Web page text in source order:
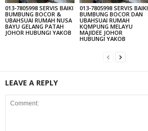
013-7805998 SERVIS BAIKI
BUMBUNG BOCOR &
UBAHSUAI RUMAH NUSA
BAYU GELANG PATAH
JOHOR HUBUNGI YAKOB
013-7805998 SERVIS BAIKI
BUMBUNG BOCOR DAN
UBAHSUAI RUMAH
KQMPUNG MELAYU
MAJIDEE JOHOR
HUBUNGI YAKOB
LEAVE A REPLY